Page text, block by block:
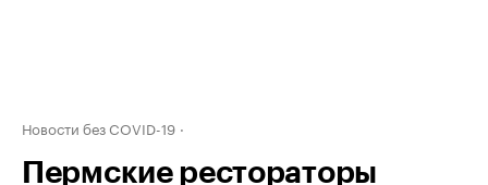
Новости без COVID-19
Пермские рестораторы